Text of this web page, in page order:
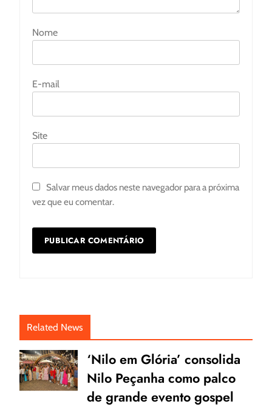
Nome
E-mail
Site
Salvar meus dados neste navegador para a próxima
vez que eu comentar.
Related News
‘Nilo em Glória’ consolida
Nilo Peçanha como palco
de grande evento gospel